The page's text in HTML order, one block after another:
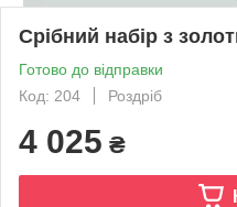
Срібний набір з
Готово до відправки
Код: 204
Роздріб
4 025 ₴